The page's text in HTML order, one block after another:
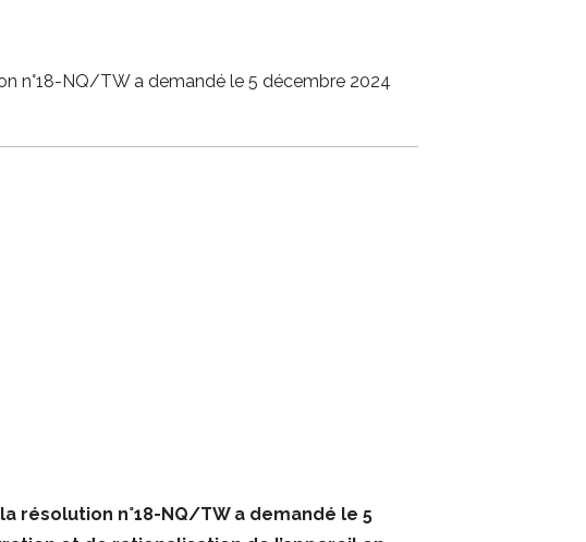
n°18-NQ/TW a demandé le 5 décembre 2024
résolution n°18-NQ/TW a demandé le 5